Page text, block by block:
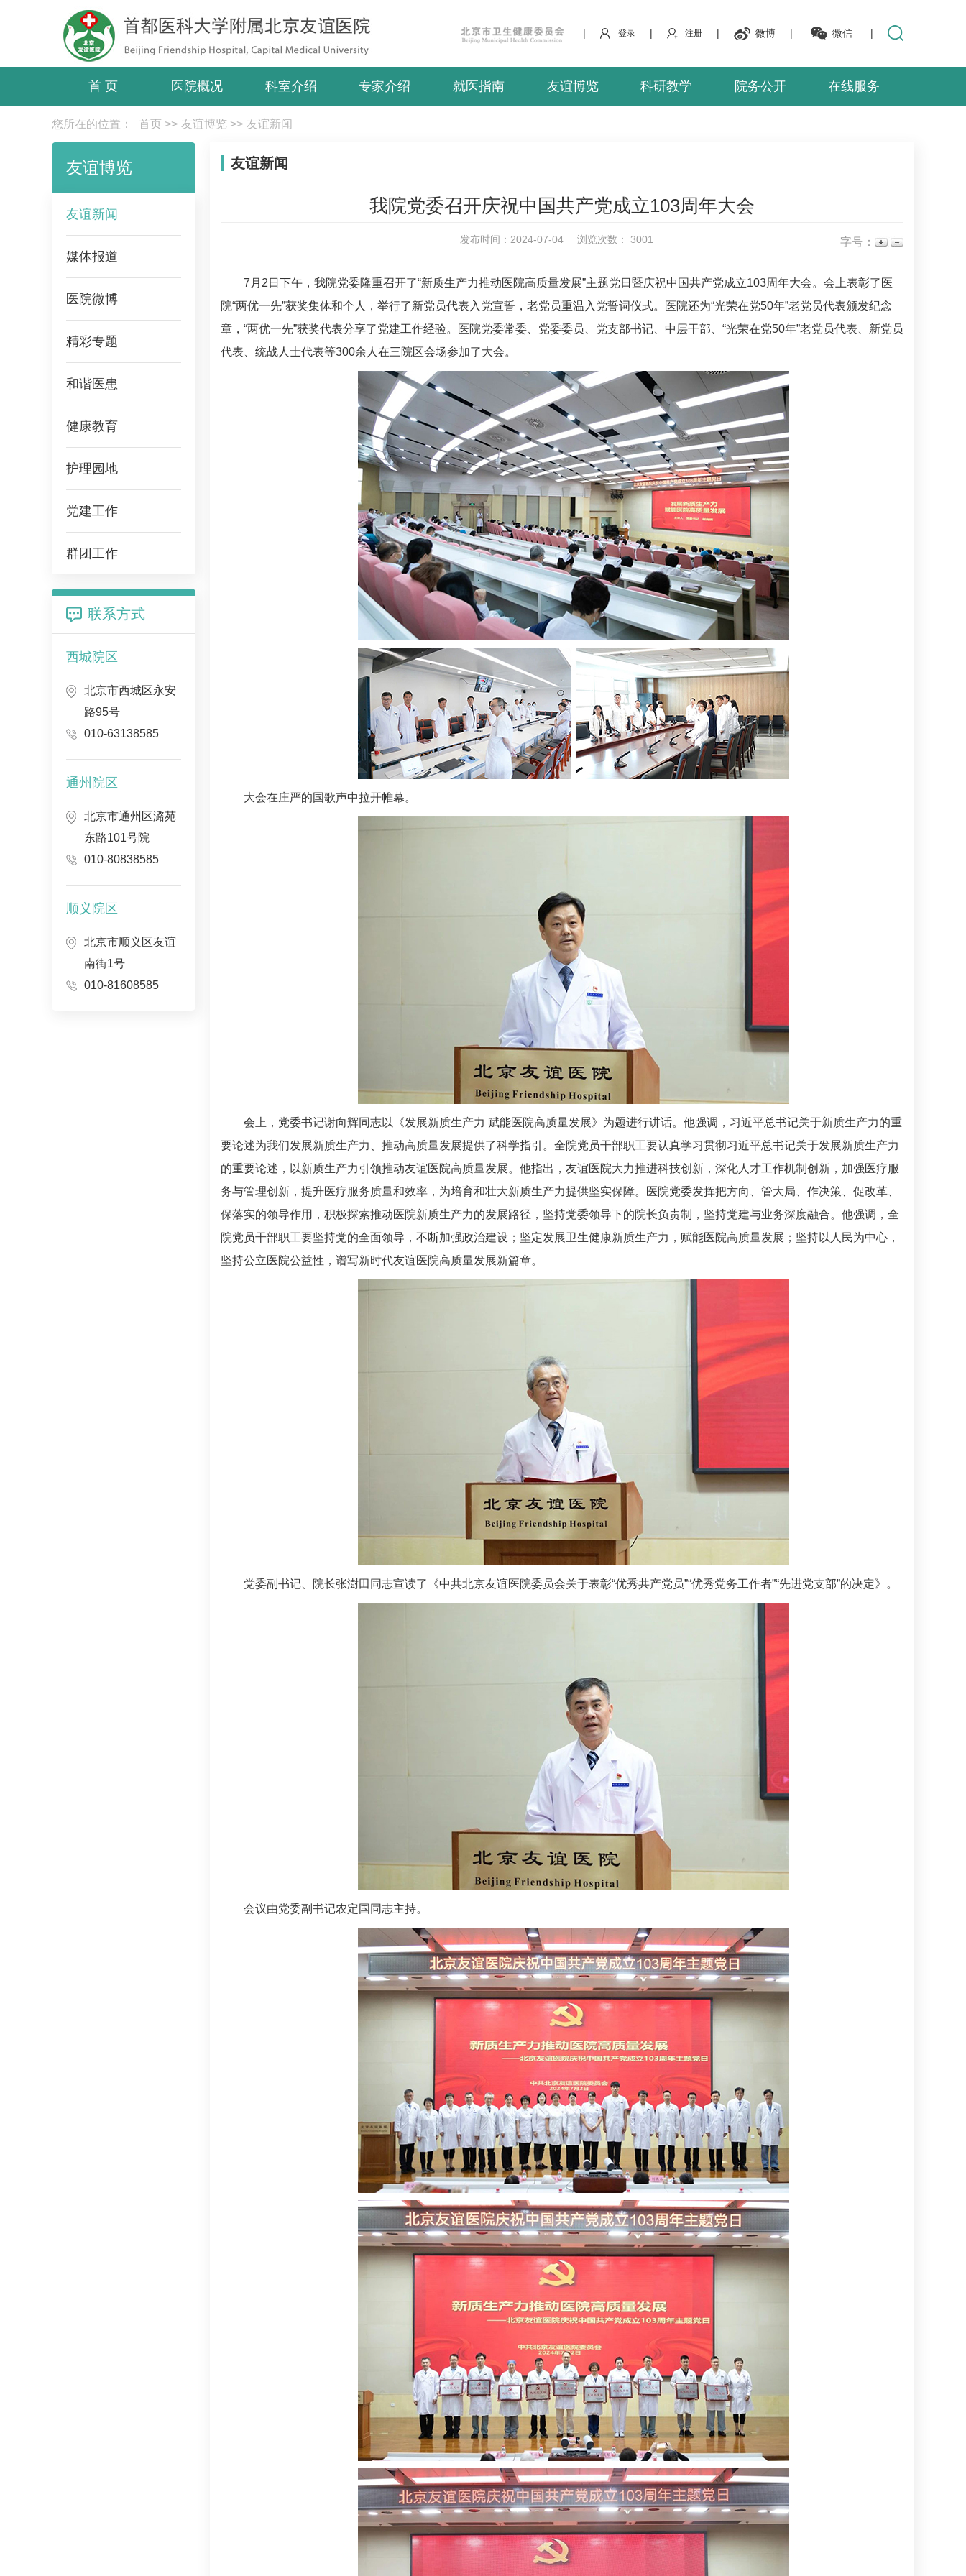
| 登录 | 注册 | 微博 | 微信 |
首 页 医院概况 科室介绍 专家介绍 就医指南 友谊博览 科研教学 院务公开 在线服务
您所在的位置： 首页 >> 友谊博览 >> 友谊新闻
友谊博览
友谊新闻
媒体报道
医院微博
精彩专题
和谐医患
健康教育
护理园地
党建工作
群团工作
联系方式
西城院区
北京市西城区永安
路95号
010-63138585
通州院区
北京市通州区潞苑
东路101号院
010-80838585
顺义院区
北京市顺义区友谊
南街1号
010-81608585
友谊新闻
我院党委召开庆祝中国共产党成立103周年大会
发布时间：2024-07-04 浏览次数： 3001 字号：
7月2日下午，我院党委隆重召开了“新质生产力推动医院高质量发展”主题党日暨庆祝中国共产党成立103周年大会。会上表彰了医
院“两优一先”获奖集体和个人，举行了新党员代表入党宣誓，老党员重温入党誓词仪式。医院还为“光荣在党50年”老党员代表颁发纪念
章，“两优一先”获奖代表分享了党建工作经验。医院党委常委、党委委员、党支部书记、中层干部、“光荣在党50年”老党员代表、新党员
代表、统战人士代表等300余人在三院区会场参加了大会。
大会在庄严的国歌声中拉开帷幕。
会上，党委书记谢向辉同志以《发展新质生产力 赋能医院高质量发展》为题进行讲话。他强调，习近平总书记关于新质生产力的重
要论述为我们发展新质生产力、推动高质量发展提供了科学指引。全院党员干部职工要认真学习贯彻习近平总书记关于发展新质生产力
的重要论述，以新质生产力引领推动友谊医院高质量发展。他指出，友谊医院大力推进科技创新，深化人才工作机制创新，加强医疗服
务与管理创新，提升医疗服务质量和效率，为培育和壮大新质生产力提供坚实保障。医院党委发挥把方向、管大局、作决策、促改革、
保落实的领导作用，积极探索推动医院新质生产力的发展路径，坚持党委领导下的院长负责制，坚持党建与业务深度融合。他强调，全
院党员干部职工要坚持党的全面领导，不断加强政治建设；坚定发展卫生健康新质生产力，赋能医院高质量发展；坚持以人民为中心，
坚持公立医院公益性，谱写新时代友谊医院高质量发展新篇章。
党委副书记、院长张澍田 同志宣读了《中共北京友谊医院委员会关于表彰“优秀共产党员”“优秀党务工作者”“先进党支部”的决定》。
会议由党委副书记农定国同志主持。